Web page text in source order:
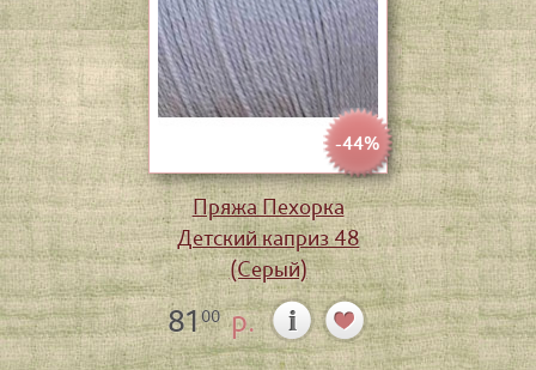
-44%
Пряжа Пехорка
Детский каприз 48
(Серый)
8100р.